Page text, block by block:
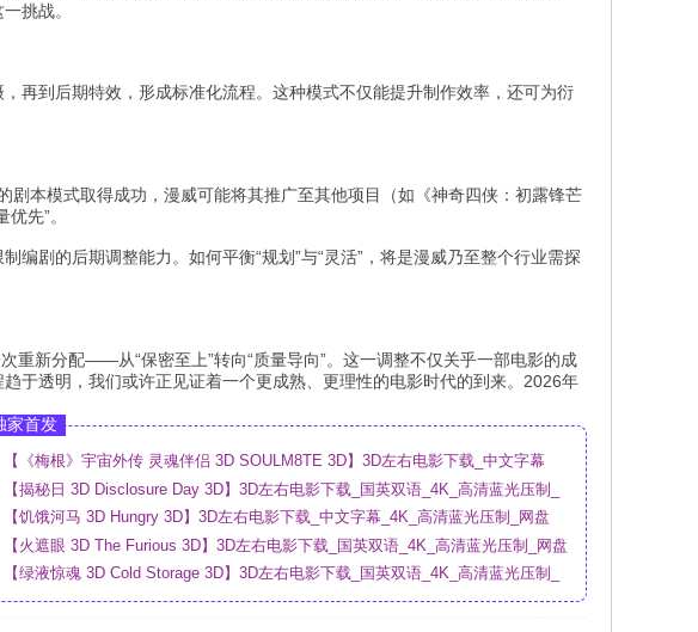
挑战。
再到后期特效，形成标准化流程。这种模式不仅能提升制作效率，还可为衍
剧本模式取得成功，漫威可能将其推广至其他项目（如《神奇四侠：初露锋芒
先”。
剧的后期调整能力。如何平衡“规划”与“灵活”，将是漫威乃至整个行业需探
重新分配——从“保密至上”转向“质量导向”。这一调整不仅关乎一部电影的成
于透明，我们或许正见证着一个更成熟、更理性的电影时代的到来。2026年
家首发
【《梅根》宇宙外传 灵魂伴侣 3D SOULM8TE 3D】3D左右电影下载_中文字幕
_4K_高清蓝光压制_网盘
【揭秘日 3D Disclosure Day 3D】3D左右电影下载_国英双语_4K_高清蓝光压制_
网盘
【饥饿河马 3D Hungry 3D】3D左右电影下载_中文字幕_4K_高清蓝光压制_网盘
【火遮眼 3D The Furious 3D】3D左右电影下载_国英双语_4K_高清蓝光压制_网盘
【绿液惊魂 3D Cold Storage 3D】3D左右电影下载_国英双语_4K_高清蓝光压制_